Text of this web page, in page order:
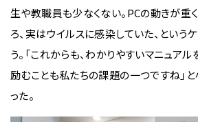
生や教職員も少なくない。PCの動きが重
ろ、実はウイルスに感染していた、という
う。「これからも、わかりやすいマニュア
励むことも私たちの課題の一つですね」
った。